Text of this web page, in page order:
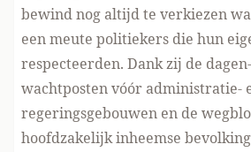
bewind nog altijd te verkiezen
een meute politiekers die hun
respecteerden. Dank zij de
wachtposten vóór administratie-
regeringsgebouwen en de
hoofdzakelijk inheemse